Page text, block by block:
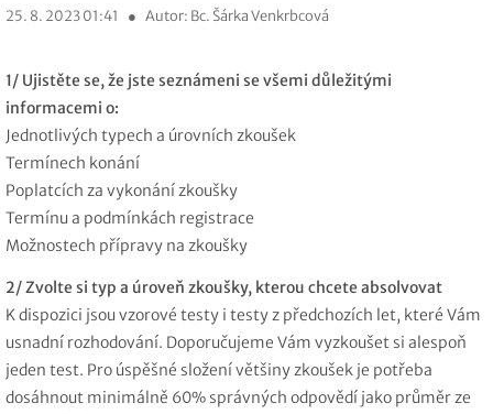
25. 8. 2023 01:41 ● Autor: Bc. Šárka Venkrbcová
1/ Ujistěte se, že jste seznámeni se všemi důležitými
informacemi o:
Jednotlivých typech a úrovních zkoušek
Termínech konání
Poplatcích za vykonání zkoušky
Termínu a podmínkách registrace
Možnostech přípravy na zkoušky
2/ Zvolte si typ a úroveň zkoušky, kterou chcete absolvovat
K dispozici jsou vzorové testy i testy z předchozích let, které Vám
usnadní rozhodování. Doporučujeme Vám vyzkoušet si alespoň
jeden test. Pro úspěšné složení většiny zkoušek je potřeba
dosáhnout minimálně 60% správných odpovědí jako průměr ze